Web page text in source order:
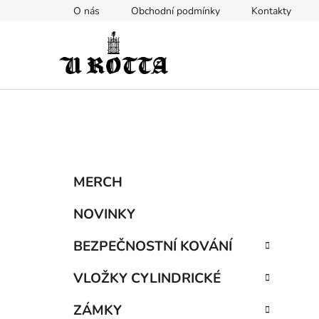
O nás Obchodní podmínky Kontakty
Přeskočit
kategorie
MERCH
NOVINKY
BEZPEČNOSTNÍ KOVÁNÍ
VLOŽKY CYLINDRICKÉ
ZÁMKY